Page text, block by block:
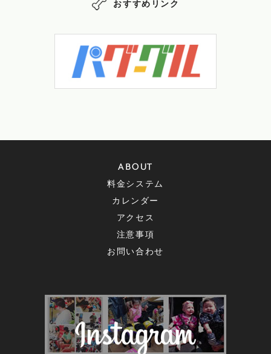
おすすめリンク
ABOUT
料金システム
カレンダー
アクセス
注意事項
お問い合わせ